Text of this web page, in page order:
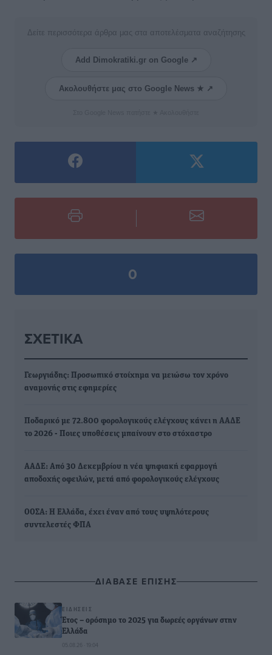
Δείτε περισσότερα άρθρα μας στα αποτελέσματα αναζήτησης
Add Dimokratiki.gr on Google ↗
Ακολουθήστε μας στο Google News ★ ↗
0
ΣΧΕΤΙΚΆ
Γεωργιάδης: Προσωπικό στοίχημα να μειώσω τον χρόνο
αναμονής στις εφημερίες
Ποδαρικό με 72.800 φορολογικούς ελέγχους κάνει η ΑΑΔΕ
το 2026 - Ποιες υποθέσεις μπαίνουν στο στόχαστρο
ΑΑΔΕ: Από 30 Δεκεμβρίου η νέα ψηφιακή εφαρμογή
αποδοχής οφειλών, μετά από φορολογικούς ελέγχους
ΟΟΣΑ: Η Ελλάδα, έχει έναν από τους υψηλότερους
συντελεστές ΦΠΑ
ΔΙΑΒΑΣΕ ΕΠΙΣΗΣ
ΕΙΔΉΣΕΙΣ
Έτος – ορόσημο το 2025 για δωρεές οργάνων στην
Ελλάδα
05.08.26 · 19:04